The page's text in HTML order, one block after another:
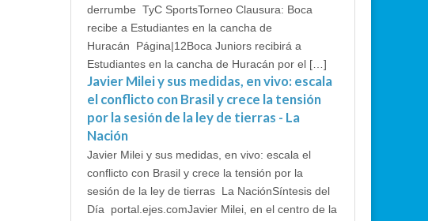
derrumbe TyC SportsTorneo Clausura: Boca
recibe a Estudiantes en la cancha de
Huracán Página|12Boca Juniors recibirá a
Estudiantes en la cancha de Huracán por el […]
Javier Milei y sus medidas, en vivo: escala
el conflicto con Brasil y crece la tensión
por la sesión de la ley de tierras - La
Nación
Javier Milei y sus medidas, en vivo: escala el
conflicto con Brasil y crece la tensión por la
sesión de la ley de tierras La NaciónSíntesis del
Día portal.ejes.comJavier Milei, en el centro de la